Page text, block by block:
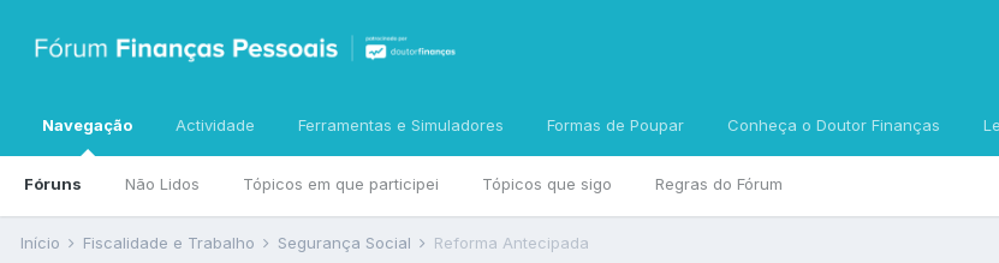
Navegação
Fóruns Não Lidos Tópicos em que participei Tópicos que sigo Regras do Fórum
Actividade Ferramentas e Simuladores Formas de Poupar Conheça o Doutor Finanças
Início Fiscalidade e Trabalho Segurança Social Reforma Antecipada